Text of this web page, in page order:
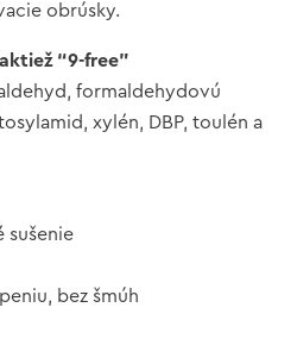
obrúsky.
“9-free”
formaldehydovú
xylén, DBP, toulén a
sušenie
bez šmúh